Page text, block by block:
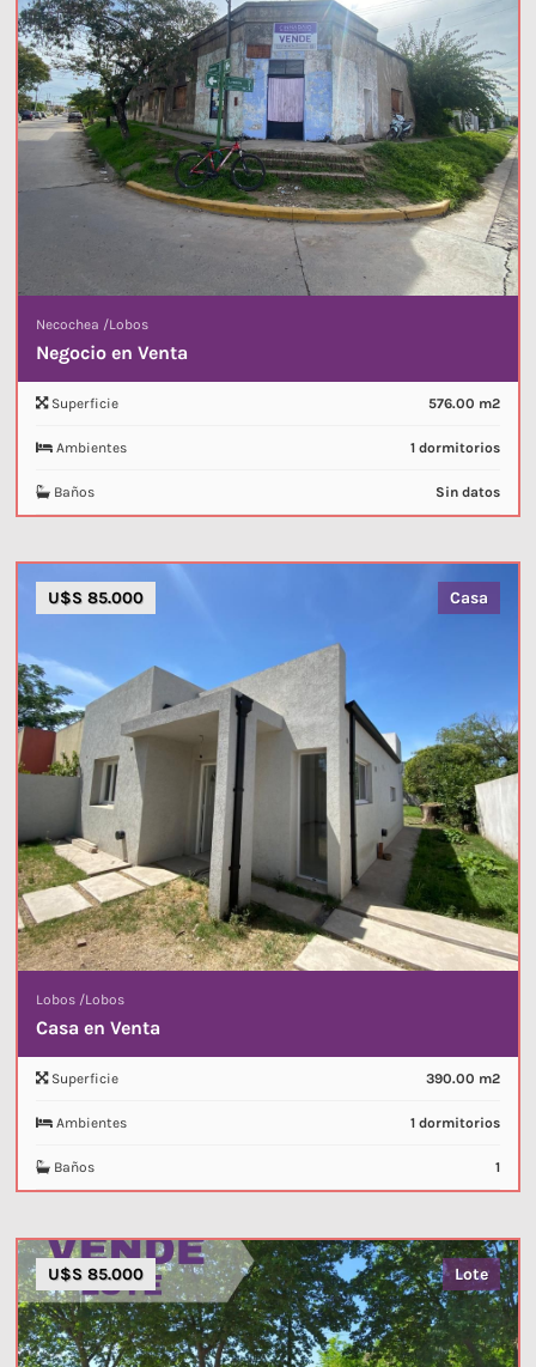
Necochea /Lobos
Negocio en Venta
Superficie 576.00 m2
Ambientes 1 dormitorios
Baños Sin datos
Lobos /Lobos
Casa en Venta
U$S 85.000 Casa
Superficie 390.00 m2
Ambientes 1 dormitorios
Baños 1
U$S 85.000 Lote